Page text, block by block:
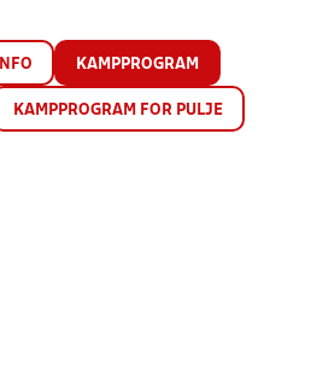
INFO KAMPPROGRAM
KAMPPROGRAM FOR PULJE